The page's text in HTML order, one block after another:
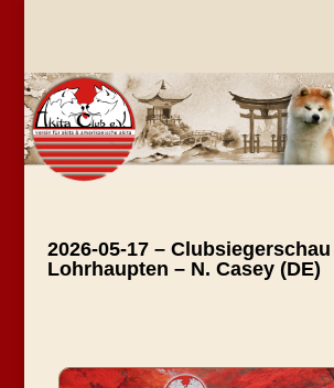
2026-05-17 – Clubsiegerschau
Lohrhaupten – N. Casey (DE)